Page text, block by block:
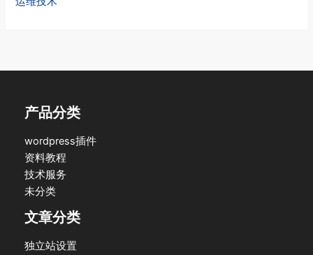
产品分类
wordpress插件
资料教程
技术服务
未分类
文章分类
独立站设置